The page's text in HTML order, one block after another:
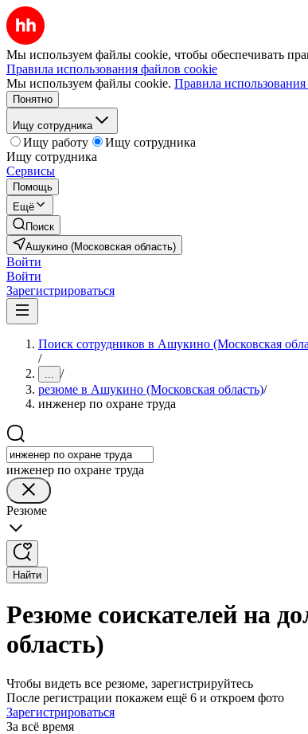
Мы используем файлы cookie, чтобы обеспечивать
Правила использования файлов cookie
Мы используем файлы cookie. Правила
Понятно
Ищу сотрудника
Ищу работу
Ищу сотрудника
Ищу сотрудника
Сервисы
Помощь
Ещё
Поиск
Ашукино (Московская область)
Войти
Войти
Зарегистрироваться
Поиск сотрудников в Ашукино (Московская
/
... /
резюме в Ашукино (Московская область)/
инженер по охране труда
инженер по охране труда
Резюме
Найти
Резюме соискателей на
область)
Чтобы видеть все резюме, зарегистрируйтесь
После регистрации покажем ещё 6 и откроем фото
Зарегистрироваться
За всё время